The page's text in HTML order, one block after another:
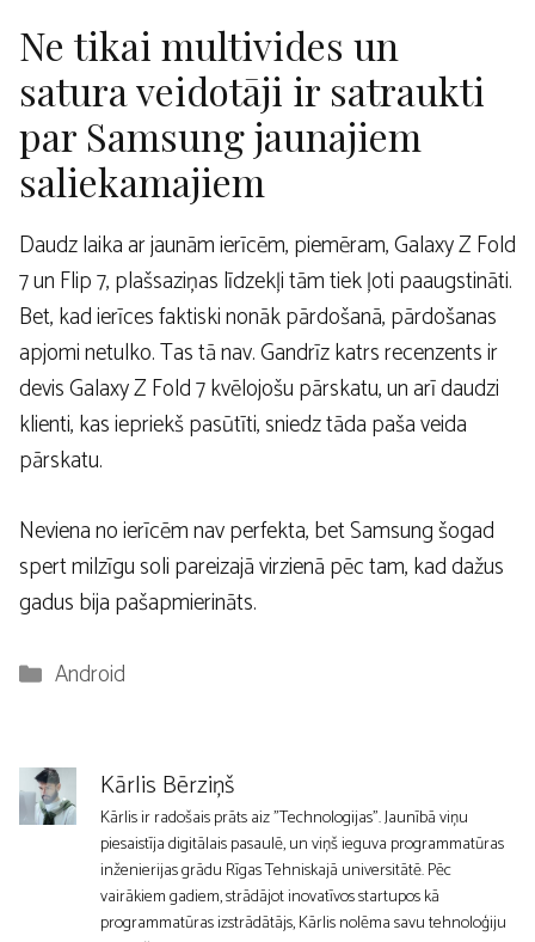
Ne tikai multivides un
satura veidotāji ir satraukti
par Samsung jaunajiem
saliekamajiem
Daudz laika ar jaunām ierīcēm, piemēram, Galaxy Z Fold
7 un Flip 7, plašsaziņas līdzekļi tām tiek ļoti paaugstināti.
Bet, kad ierīces faktiski nonāk pārdošanā, pārdošanas
apjomi netulko. Tas tā nav. Gandrīz katrs recenzents ir
devis Galaxy Z Fold 7 kvēlojošu pārskatu, un arī daudzi
klienti, kas iepriekš pasūtīti, sniedz tāda paša veida
pārskatu.
Neviena no ierīcēm nav perfekta, bet Samsung šogad
spert milzīgu soli pareizajā virzienā pēc tam, kad dažus
gadus bija pašapmierināts.
Kategorijas
Android
Kārlis Bērziņš
Kārlis ir radošais prāts aiz "Technologijas". Jaunībā viņu
piesaistīja digitālais pasaulē, un viņš ieguva programmatūras
inženierijas grādu Rīgas Tehniskajā universitātē. Pēc
vairākiem gadiem, strādājot inovatīvos startupos kā
programmatūras izstrādātājs, Kārlis nolēma savu tehnoloģiju